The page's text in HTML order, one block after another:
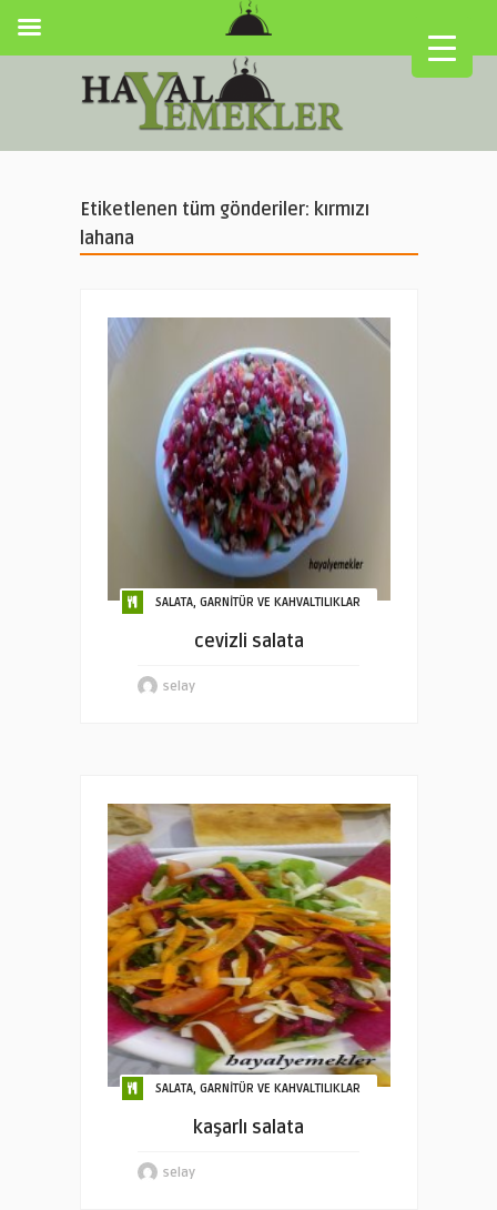
Etiketlenen tüm gönderiler: kırmızı
lahana
SALATA, GARNİTÜR VE KAHVALTILIKLAR
cevizli salata
selay
SALATA, GARNİTÜR VE KAHVALTILIKLAR
kaşarlı salata
selay